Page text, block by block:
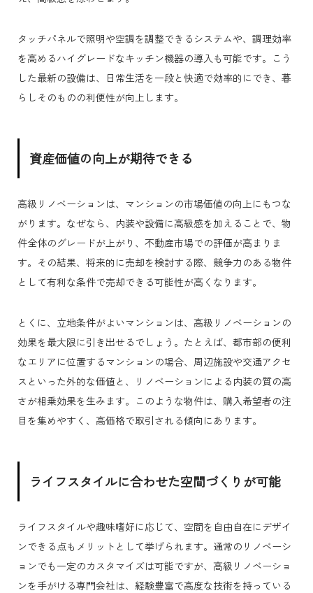
タッチパネルで照明や空調を調整できるシステムや、調理効率
を高めるハイグレードなキッチン機器の導入も可能です。こう
した最新の設備は、日常生活を一段と快適で効率的にでき、暮
らしそのものの利便性が向上します。
資産価値の向上が期待できる
高級リノベーションは、マンションの市場価値の向上にもつな
がります。なぜなら、内装や設備に高級感を加えることで、物
件全体のグレードが上がり、不動産市場での評価が高まりま
す。その結果、将来的に売却を検討する際、競争力のある物件
として有利な条件で売却できる可能性が高くなります。
とくに、立地条件がよいマンションは、高級リノベーションの
効果を最大限に引き出せるでしょう。たとえば、都市部の便利
なエリアに位置するマンションの場合、周辺施設や交通アクセ
スといった外的な価値と、リノベーションによる内装の質の高
さが相乗効果を生みます。このような物件は、購入希望者の注
目を集めやすく、高価格で取引される傾向にあります。
ライフスタイルに合わせた空間づくりが可能
ライフスタイルや趣味嗜好に応じて、空間を自由自在にデザイ
ンできる点もメリットとして挙げられます。通常のリノベーシ
ョンでも一定のカスタマイズは可能ですが、高級リノベーショ
ンを手がける専門会社は、経験豊富で高度な技術を持っている